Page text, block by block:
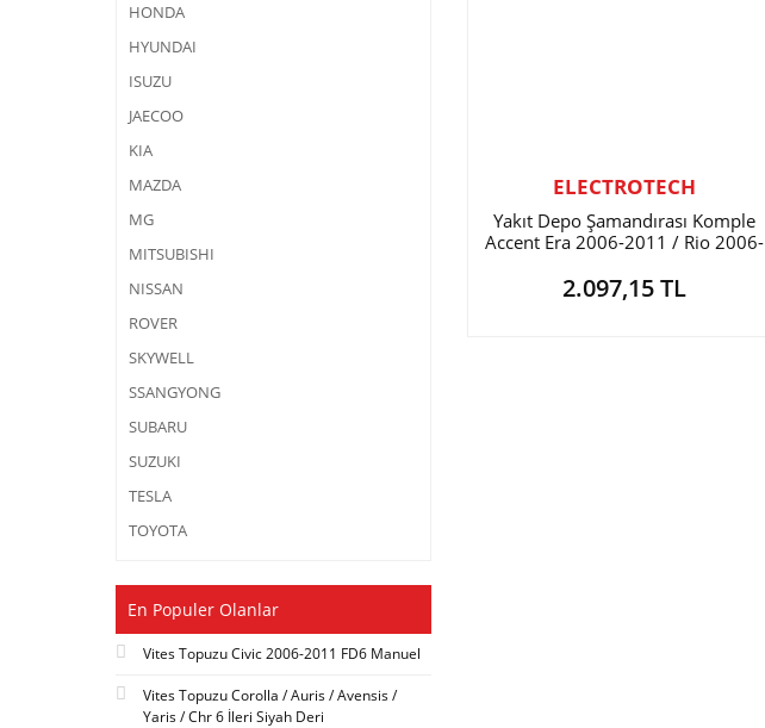
HONDA
HYUNDAI
ISUZU
JAECOO
KIA
MAZDA
MG
MITSUBISHI
NISSAN
ROVER
SKYWELL
SSANGYONG
SUBARU
SUZUKI
TESLA
TOYOTA
En Populer Olanlar
Vites Topuzu Civic 2006-2011 FD6 Manuel
Vites Topuzu Corolla / Auris / Avensis /
Yaris / Chr 6 İleri Siyah Deri
ELECTROTECH
Yakıt Depo Şamandırası Komple
Accent Era 2006-2011 / Rio 2006-
2.097,15 TL